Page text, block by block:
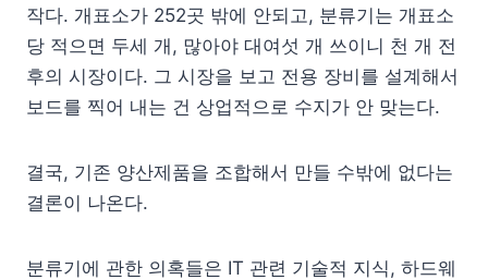
작다. 개표소가 252곳 밖에 안되고, 분류기는 개표소
당 적으면 두세 개, 많아야 대여섯 개 쓰이니 천 개 전
후의 시장이다. 그 시장을 보고 전용 장비를 설계해서
보드를 찍어 내는 건 상업적으로 수지가 안 맞는다.
결국, 기존 양산제품을 조합해서 만들 수밖에 없다는
결론이 나온다.
분류기에 관한 의혹들은 IT 관련 기술적 지식, 하드웨